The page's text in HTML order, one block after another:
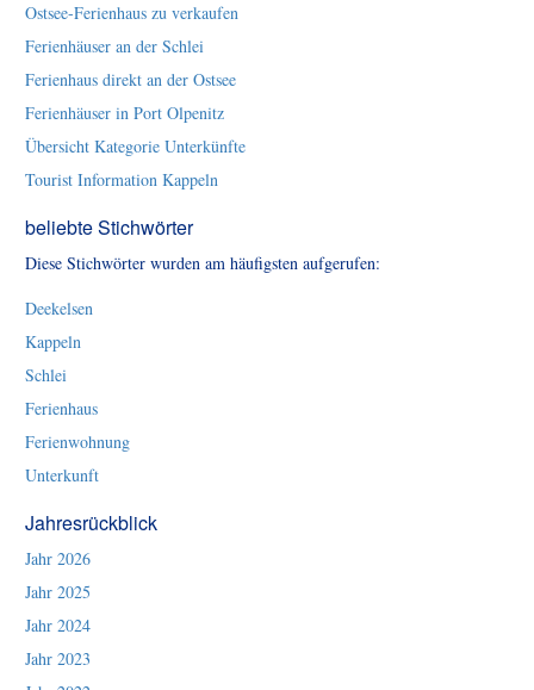
Ostsee-Ferienhaus zu verkaufen
Ferienhäuser an der Schlei
Ferienhaus direkt an der Ostsee
Ferienhäuser in Port Olpenitz
Übersicht Kategorie Unterkünfte
Tourist Information Kappeln
beliebte Stichwörter
Diese Stichwörter wurden am häufigsten aufgerufen:
Deekelsen
Kappeln
Schlei
Ferienhaus
Ferienwohnung
Unterkunft
Jahresrückblick
Jahr 2026
Jahr 2025
Jahr 2024
Jahr 2023